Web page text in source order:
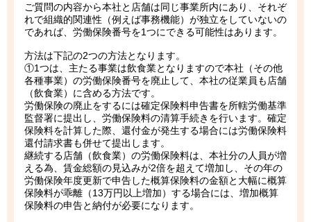
ご質問の内容から本社と店舗は同じ事業所内にあり、それぞ
れで組織的関連性（例えば事務機能）が独立をしていないの
であれば、労働保険番号を1つにできる可能性はあります。
方法は下記の2つの方法となります。
①1つは、主たる事業は飲食業となりますので本社（その他
各種事業）の労働保険番号を廃止して、本社の従業員も店舗
（飲食業）に含める方法です。
労働保険の廃止をするには確定保険料申告書を所轄労働基準
監督署に提出し、労働保険料の清算手続きを行います。確定
保険料を計算した際、還付金が発生する場合には労働保険料
還付請求書も併せて提出します。
継続する店舗（飲食業）の労働保険料は、本社分の人員が増
える為、賃金総額の見込みが2倍を超えて増加し、その年の
労働保険年度更新で申告した概算保険料の金額と大幅に概算
保険料が乖離（13万円以上増加）する場合には、増加概算
保険料の申告と納付が必要になります。